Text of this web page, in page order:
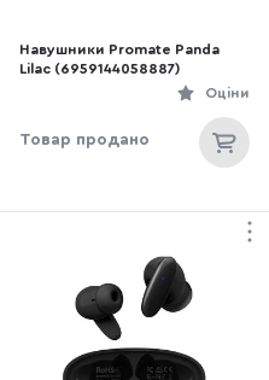
Навушники Promate Panda
Lilac (6959144058887)
Оціни
Товар продано